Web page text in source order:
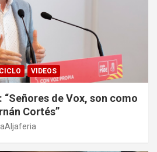
VIDEOS
“Señores de Vox, son como
Cortés”